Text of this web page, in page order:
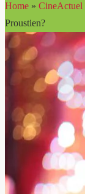
Home » CineActuel
Proustien?